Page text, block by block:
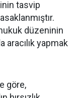
tasvip
düzeninin
aracılık yapmak
göre,